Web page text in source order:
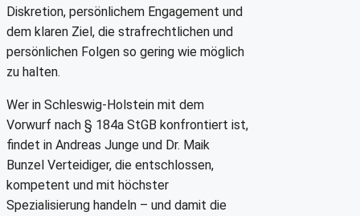
Diskretion, persönlichem Engagement und
dem klaren Ziel, die strafrechtlichen und
persönlichen Folgen so gering wie möglich
zu halten.
Wer in Schleswig-Holstein mit dem
Vorwurf nach § 184a StGB konfrontiert ist,
findet in Andreas Junge und Dr. Maik
Bunzel Verteidiger, die entschlossen,
kompetent und mit höchster
Spezialisierung handeln – und damit die